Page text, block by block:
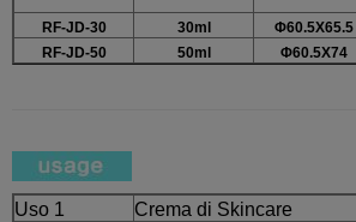
RF-JD-30 30ml Φ60.5X65.5
RF-JD-50
50ml Φ60.5X74
Uso 1
Crema di Skincare